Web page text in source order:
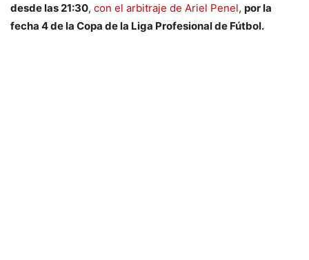
desde las 21:30, con el arbitraje de Ariel Penel, por la
fecha 4 de la Copa de la Liga Profesional de Fútbol.